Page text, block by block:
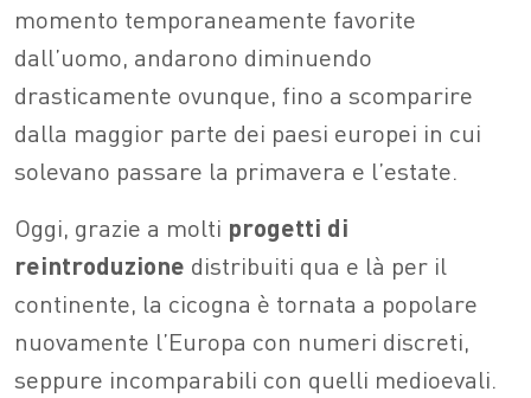
momento temporaneamente favorite
dall’uomo, andarono diminuendo
drasticamente ovunque, fino a scomparire
dalla maggior parte dei paesi europei in cui
solevano passare la primavera e l’estate.
Oggi, grazie a molti progetti di
reintroduzione distribuiti qua e là per il
continente, la cicogna è tornata a popolare
nuovamente l’Europa con numeri discreti,
seppure incomparabili con quelli medioevali.